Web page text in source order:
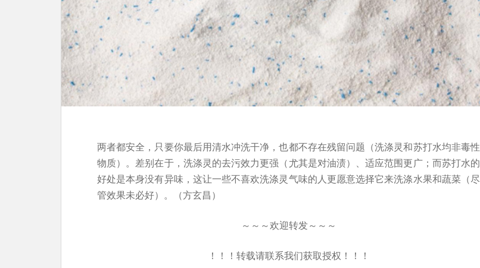
两者都安全，只要你最后用清水冲洗干净，也都不存在残留问题（洗涤灵和苏打水均非毒性
物质）。差别在于，洗涤灵的去污效力更强（尤其是对油渍）、适应范围更广；而苏打水的
好处是本身没有异味，这让一些不喜欢洗涤灵气味的人更愿意选择它来洗涤水果和蔬菜（尽
管效果未必好）。（方玄昌）
～～～欢迎转发～～～
！！！转载请联系我们获取授权！！！